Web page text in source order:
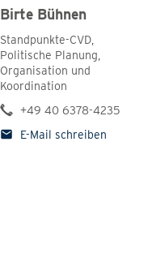
Birte Bühnen
Standpunkte-CVD,
Politische Planung,
Organisation und
Koordination
+49 40 6378-4235
E-Mail schreiben